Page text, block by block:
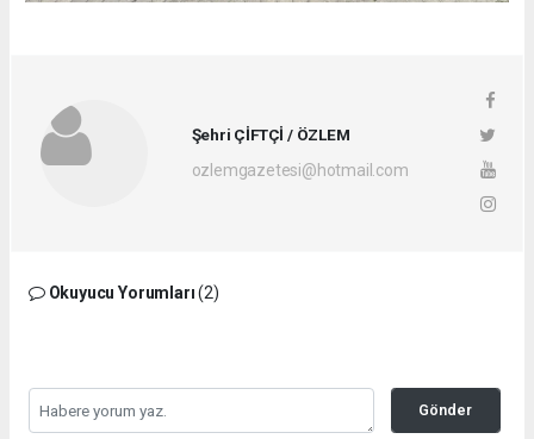
Şehri ÇİFTÇİ / ÖZLEM
ozlemgazetesi@hotmail.com
Okuyucu Yorumları(2)
Gönder